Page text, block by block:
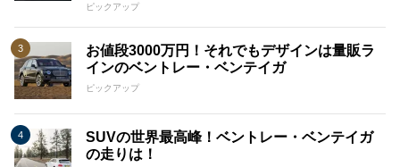
ピックアップ
お値段3000万円！それでもデザインは量販ラ
インのベントレー・ベンテイガ
ピックアップ
SUVの世界最高峰！ベントレー・ベンテイガ
の走りは！